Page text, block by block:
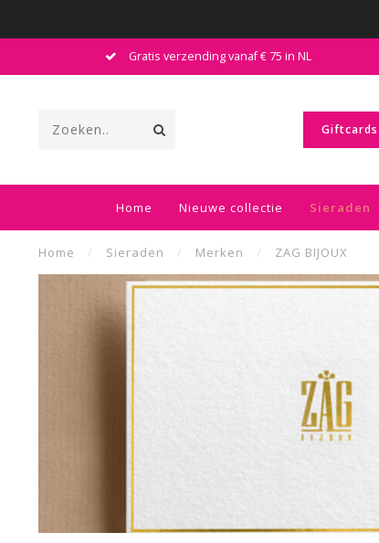
Gratis verzending vanaf € 75 in NL
Giftcards
Home Nieuwe collectie Sieraden
Home / Sieraden / Merken / ZAG BIJOUX